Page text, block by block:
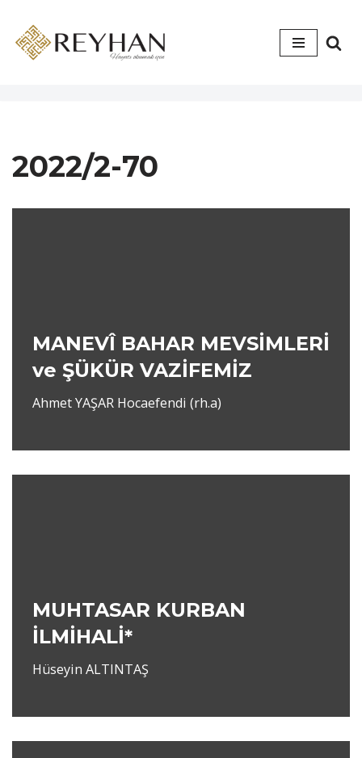
İçeriğe
2022/2-70
MANEVÎ BAHAR MEVSİMLERİ
ve ŞÜKÜR VAZİFEMİZ
Ahmet YAŞAR Hocaefendi (rh.a)
MUHTASAR KURBAN
İLMİHALİ*
Hüseyin ALTINTAŞ